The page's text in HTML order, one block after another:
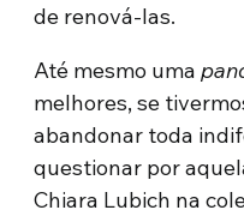
de renová-las.
Até mesmo uma
melhores, se
abandonar toda
questionar por
Chiara Lubich na